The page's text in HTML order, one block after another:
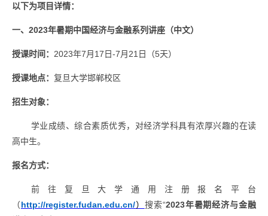
以下为项目详情：
一、 2023年暑期中国经济与金融系列讲座（中文）
授课时间： 2023年7月 17 日-7月 21 日（5天）
授课地点： 复旦大学邯郸校区
招生对象：
学业成绩、综合素质优秀，对经济学科具有浓厚兴趣的在读
高中生。
报名方式：
前往复旦大学通用注册报名平台
（http://register.fudan.edu.cn/） 搜索“2023年暑期经济与金融